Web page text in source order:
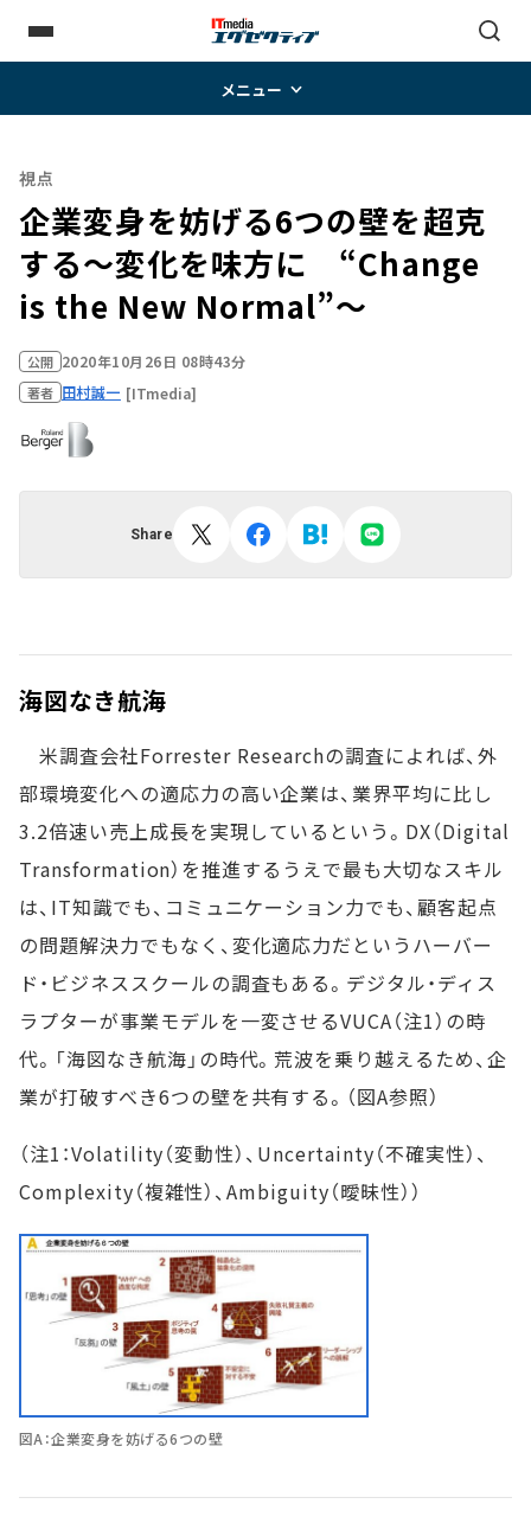
メニュー
視点
企業変身を妨げる6つの壁を超克
する～変化を味方に “Change
is the New Normal”～
公開 2020年10月26日 08時43分
著者 田村誠一 [ITmedia]
Share
海図なき航海
米調査会社Forrester Researchの調査によれば、外
部環境変化への適応力の高い企業は、業界平均に比し
3.2倍速い売上成長を実現しているという。DX（Digital
Transformation）を推進するうえで最も大切なスキル
は、IT知識でも、コミュニケーション力でも、顧客起点
の問題解決力でもなく、変化適応力だというハーバー
ド・ビジネススクールの調査もある。デジタル・ディス
ラプターが事業モデルを一変させるVUCA（注1）の時
代。「海図なき航海」の時代。荒波を乗り越えるため、企
業が打破すべき6つの壁を共有する。（図A参照）
（注1：Volatility（変動性）、Uncertainty（不確実性）、
Complexity（複雑性）、Ambiguity（曖昧性））
図A：企業変身を妨げる6つの壁